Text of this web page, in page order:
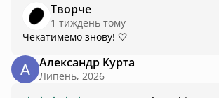
Творче
1 тиждень тому
Чекатимемо знову! 🤍
Александр Курта
Липень, 2026